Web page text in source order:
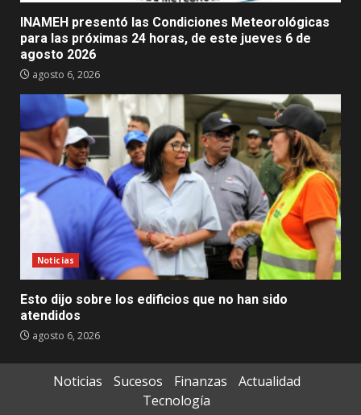
INAMEH presentó las Condiciones Meteorológicas
para las próximas 24 horas, de este jueves 6 de
agosto 2026
agosto 6, 2026
Noticias
Esto dijo sobre los edificios que no han sido
atendidos
agosto 6, 2026
Noticias Sucesos Finanzas
Actualidad
Tecnología